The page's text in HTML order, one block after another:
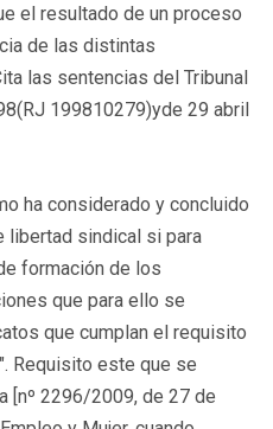
el resultado de un proceso
de las distintas
las sentencias del Tribunal
199810279)yde 29 abril
ha considerado y concluido
libertad sindical si para
formación de los
que para ello se
que cumplan el requisito
Requisito este que se
[nº 2296/2009, de 27 de